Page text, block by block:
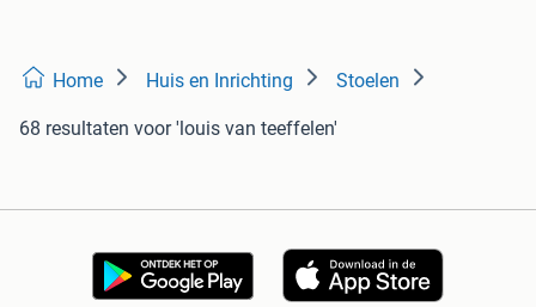
Home Huis en Inrichting Stoelen
68 resultaten voor 'louis van teeffelen'